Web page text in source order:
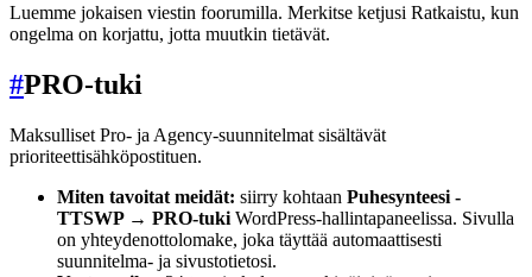
Luemme jokaisen viestin foorumilla. Merkitse ketjusi Ratkaistu, kun
ongelma on korjattu, jotta muutkin tietävät.
#PRO-tuki
Maksulliset Pro- ja Agency-suunnitelmat sisältävät
prioriteettisähköpostituen.
Miten tavoitat meidät: siirry kohtaan Puhesynteesi -
TTSWP → PRO-tuki WordPress-hallintapaneelissa. Sivulla
on yhteydenottolomake, joka täyttää automaattisesti
suunnitelma- ja sivustotietosi.